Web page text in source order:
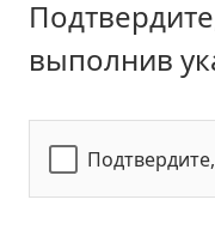
выполнив